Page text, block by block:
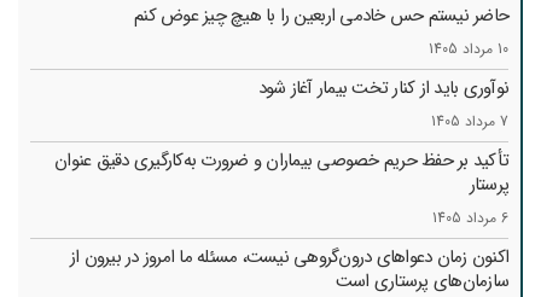
حاضر نیستم حس خادمی اربعین را با هیچ چیز عوض کنم
10 مرداد 1405
نوآوری باید از کنار تخت بیمار آغاز شود
7 مرداد 1405
تأکید بر حفظ حریم خصوصی بیماران و ضرورت به‌کارگیری دقیق عنوان
پرستار
6 مرداد 1405
اکنون زمان دعواهای درون‌گروهی نیست، مسئله ما امروز در بیرون از
سازمان‌های پرستاری است